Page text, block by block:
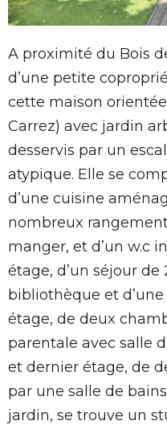
A proximité du Bois
d’une petite
cette maison orientée
Carrez) avec jardin
desservis par un
atypique. Elle se
d’une cuisine
nombreux
manger, et d’un w.c
étage, d’un séjour de
bibliothèque et
étage, de deux
parentale avec salle
et dernier étage, de
par une salle de
jardin, se trouve un